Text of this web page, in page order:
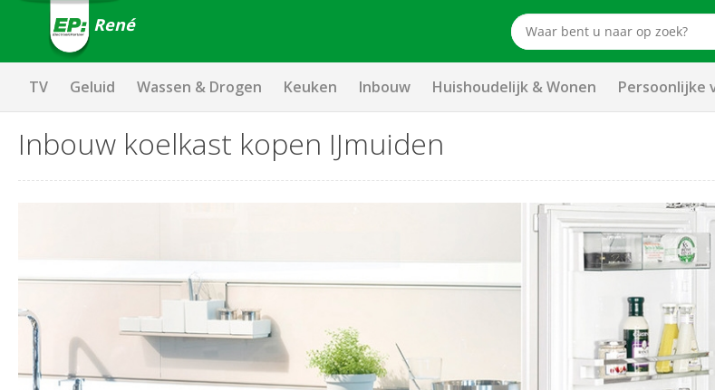
René
TV Geluid Wassen & Drogen Keuken Inbouw Huishoudelijk & Wonen Persoonlijke
Inbouw koelkast kopen IJmuiden